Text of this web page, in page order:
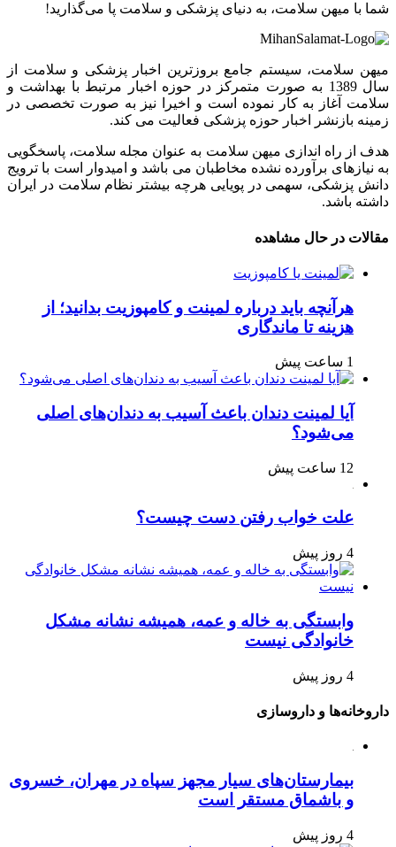
شما با میهن سلامت، به دنیای پزشکی و سلامت پا می‌گذارید!
میهن سلامت، سیستم جامع بروزترین اخبار پزشکی و سلامت از
سال 1389 به صورت متمرکز در حوزه اخبار مرتبط با بهداشت و
سلامت آغاز به کار نموده است و اخیرا نیز به صورت تخصصی در
زمینه بازنشر اخبار حوزه پزشکی فعالیت می کند.
هدف از راه اندازی میهن سلامت به عنوان مجله سلامت، پاسخگویی
به نیازهای برآورده نشده مخاطبان می باشد و امیدوار است با ترویج
دانش پزشکی، سهمی در پویایی هرچه بیشتر نظام سلامت در ایران
داشته باشد.
مقالات در حال مشاهده
هرآنچه باید درباره لمینت و کامپوزیت بدانید؛ از
هزینه تا ماندگاری
1 ساعت پیش
آیا لمینت دندان باعث آسیب به دندان‌های اصلی
می‌شود؟
12 ساعت پیش
علت خواب رفتن دست چیست؟
4 روز پیش
وابستگی به خاله و عمه، همیشه نشانه مشکل
خانوادگی نیست
4 روز پیش
داروخانه‌ها و داروسازی
بیمارستان‌های سیار مجهز سپاه در مهران، خسروی
و باشماق مستقر است
4 روز پیش